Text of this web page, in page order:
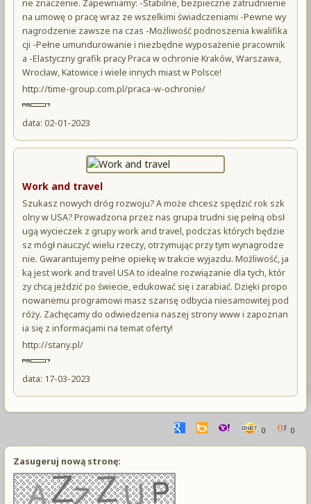
ne znaczenie. Zapewniamy: -Stabilne, bezpieczne zatrudnienie
na umowę o pracę wraz ze wszelkimi świadczeniami -Pewne wy
nagrodzenie zawsze na czas -Możliwość podnoszenia kwalifika
cji -Pełne umundurowanie i niezbędne wyposażenie pracownik
a -Elastyczny grafik pracy Praca w ochronie Kraków, Warszawa,
Wrocław, Katowice i wiele innych miast w Polsce!
http://time-group.com.pl/praca-w-ochronie/
data: 02-01-2023
Work and travel
Szukasz nowych dróg rozwoju? A może chcesz spędzić rok szk
olny w USA? Prowadzona przez nas grupa trudni się pełną obsł
ugą wycieczek z grupy work and travel, podczas których będzie
sz mógł nauczyć wielu rzeczy, otrzymując przy tym wynagrodze
nie. Gwarantujemy pełne opiekę w trakcie wyjazdu. Możliwość, ja
ką jest work and travel USA to idealne rozwiązanie dla tych, któr
zy chcą jeździć po świecie, edukować się i zarabiać. Dzięki propo
nowanemu programowi masz szansę odbycia niesamowitej pod
róży. Zachęcamy do odwiedzenia naszej strony www i zapoznan
ia się z informacjami na temat oferty!
http://stany.pl/
data: 17-03-2023
0 0
Zasugeruj nową stronę: